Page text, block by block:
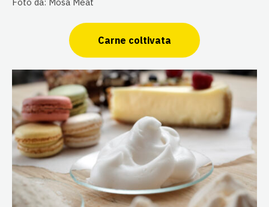
Carne coltivata